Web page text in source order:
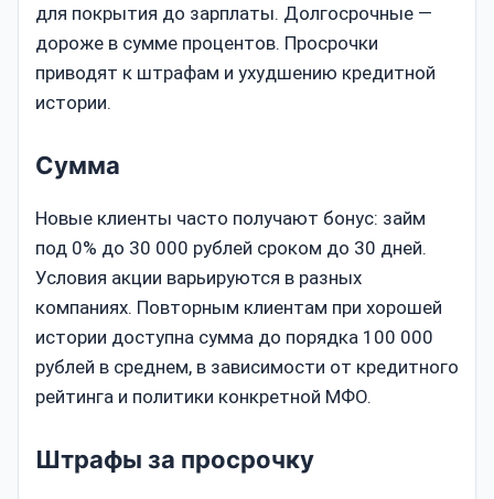
для покрытия до зарплаты. Долгосрочные —
дороже в сумме процентов. Просрочки
приводят к штрафам и ухудшению кредитной
истории.
Сумма
Новые клиенты часто получают бонус: займ
под 0% до 30 000 рублей сроком до 30 дней.
Условия акции варьируются в разных
компаниях. Повторным клиентам при хорошей
истории доступна сумма до порядка 100 000
рублей в среднем, в зависимости от кредитного
рейтинга и политики конкретной МФО.
Штрафы за просрочку